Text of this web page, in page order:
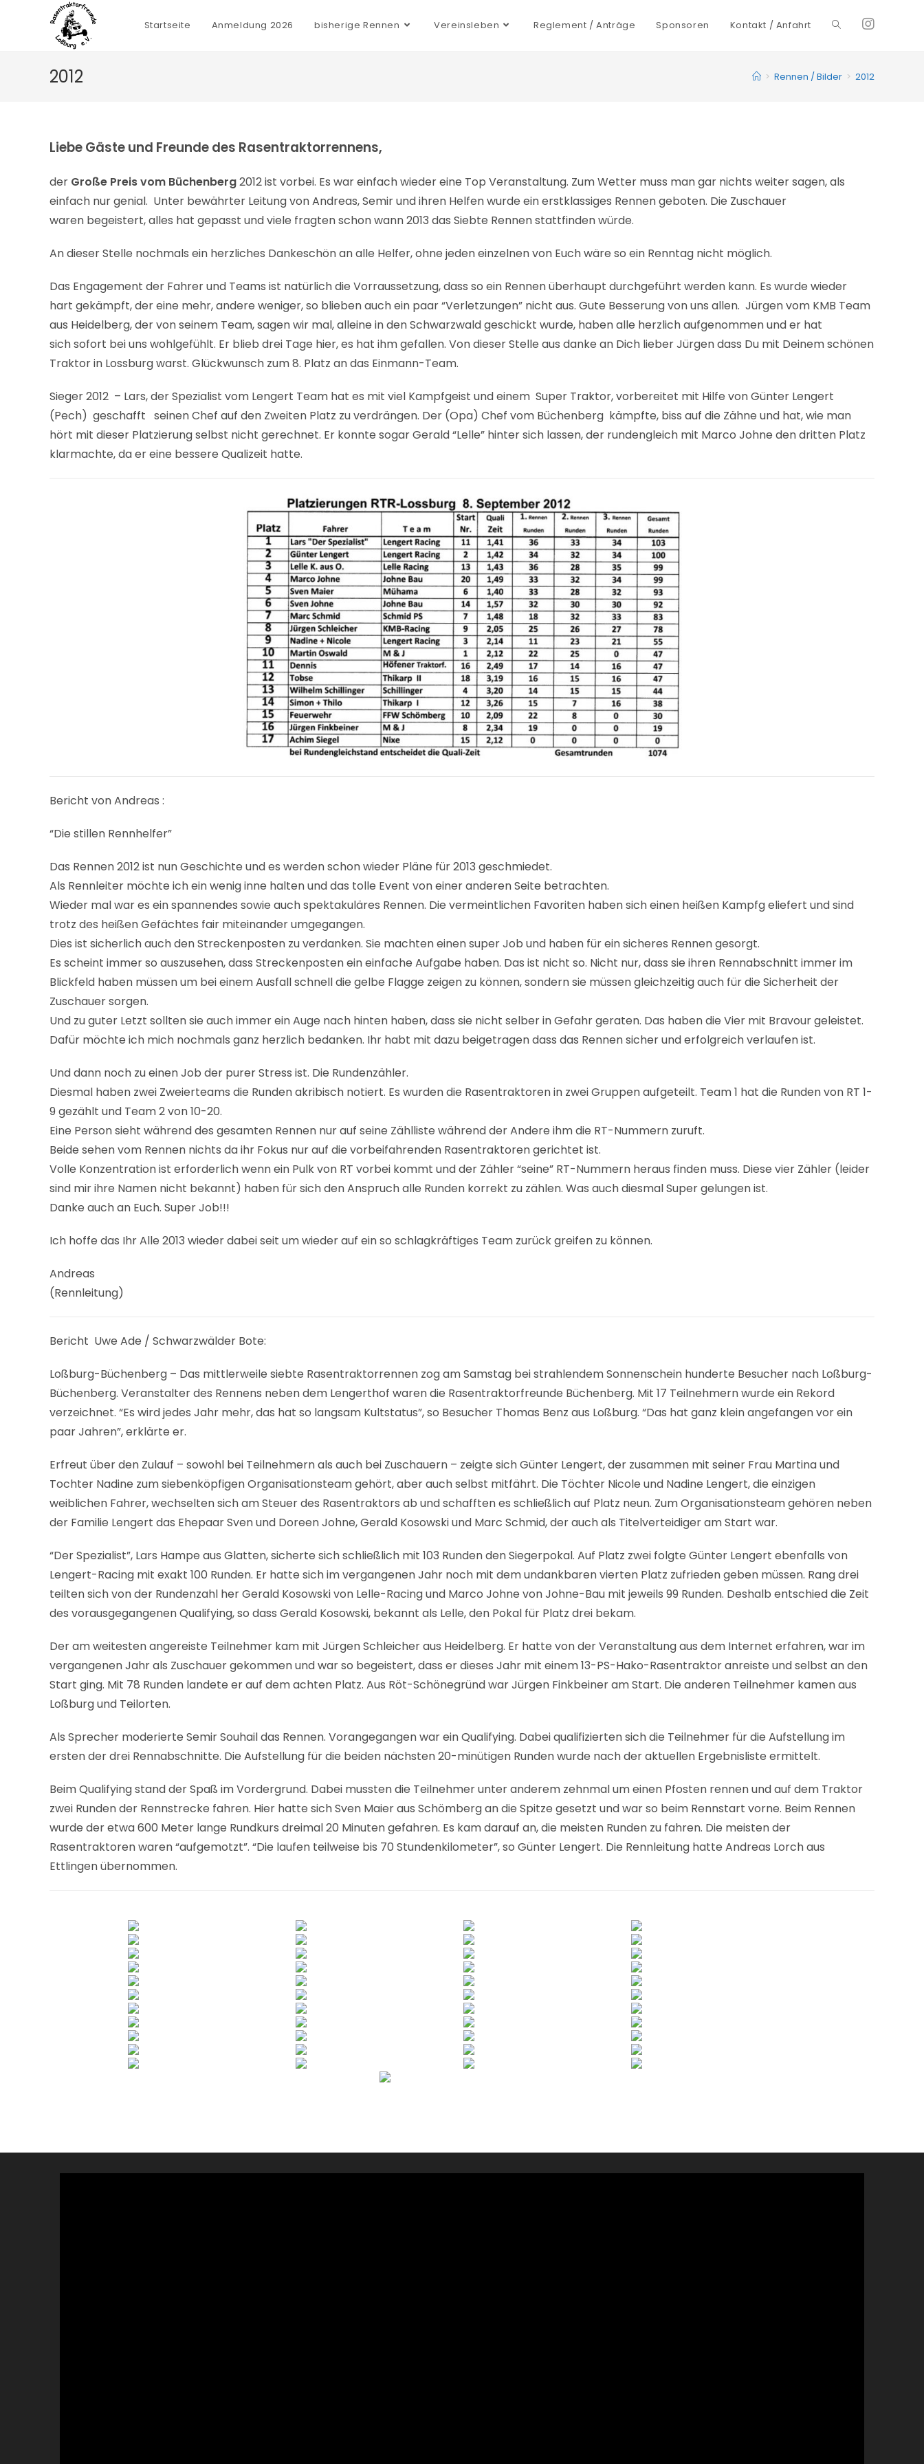
Startseite Anmeldung 2026 bisherige Rennen Vereinsleben Reglement / Anträge Sponsoren Kontakt / Anfahrt Toggle
website
2012 > Rennen / Bilder > 2012
Liebe Gäste und Freunde des Rasentraktorrennens,
der Große Preis vom Büchenberg2012 ist vorbei. Es war einfach wieder eine Top Veranstaltung. Zum Wetter muss man gar nichts weiter sagen, als
einfach nur genial. Unter bewährter Leitung von Andreas, Semir und ihren Helfen wurde ein erstklassiges Rennen geboten. Die Zuschauer
waren begeistert, alles hat gepasst und viele fragten schon wann 2013 das Siebte Rennen stattfinden würde.
An dieser Stelle nochmals ein herzliches Dankeschön an alle Helfer, ohne jeden einzelnen von Euch wäre so ein Renntag nicht möglich.
Das Engagement der Fahrer und Teams ist natürlich die Vorraussetzung, dass so ein Rennen überhaupt durchgeführt werden kann. Es wurde wieder
hart gekämpft, der eine mehr, andere weniger, so blieben auch ein paar “Verletzungen” nicht aus. Gute Besserung von uns allen. Jürgen vom KMB Team
aus Heidelberg, der von seinem Team, sagen wir mal, alleine in den Schwarzwald geschickt wurde, haben alle herzlich aufgenommen und er hat
sich sofort bei uns wohlgefühlt. Er blieb drei Tage hier, es hat ihm gefallen. Von dieser Stelle aus danke an Dich lieber Jürgen dass Du mit Deinem schönen
Traktor in Lossburg warst. Glückwunsch zum 8. Platz an das Einmann-Team.
Sieger 2012 – Lars, der Spezialist vom Lengert Team hat es mit viel Kampfgeist und einem Super Traktor, vorbereitet mit Hilfe von Günter Lengert
(Pech) geschafft seinen Chef auf den Zweiten Platz zu verdrängen. Der (Opa) Chef vom Büchenberg kämpfte, biss auf die Zähne und hat, wie man
hört mit dieser Platzierung selbst nicht gerechnet. Er konnte sogar Gerald “Lelle” hinter sich lassen, der rundengleich mit Marco Johne den dritten Platz
klarmachte, da er eine bessere Qualizeit hatte.
Bericht von Andreas :
“Die stillen Rennhelfer”
Das Rennen 2012 ist nun Geschichte und es werden schon wieder Pläne für 2013 geschmiedet.
Als Rennleiter möchte ich ein wenig inne halten und das tolle Event von einer anderen Seite betrachten.
Wieder mal war es ein spannendes sowie auch spektakuläres Rennen. Die vermeintlichen Favoriten haben sich einen heißen Kampfg eliefert und sind
trotz des heißen Gefächtes fair miteinander umgegangen.
Dies ist sicherlich auch den Streckenposten zu verdanken. Sie machten einen super Job und haben für ein sicheres Rennen gesorgt.
Es scheint immer so auszusehen, dass Streckenposten ein einfache Aufgabe haben. Das ist nicht so. Nicht nur, dass sie ihren Rennabschnitt immer im
Blickfeld haben müssen um bei einem Ausfall schnell die gelbe Flagge zeigen zu können, sondern sie müssen gleichzeitig auch für die Sicherheit der
Zuschauer sorgen.
Und zu guter Letzt sollten sie auch immer ein Auge nach hinten haben, dass sie nicht selber in Gefahr geraten. Das haben die Vier mit Bravour geleistet.
Dafür möchte ich mich nochmals ganz herzlich bedanken. Ihr habt mit dazu beigetragen dass das Rennen sicher und erfolgreich verlaufen ist.
Und dann noch zu einen Job der purer Stress ist. Die Rundenzähler.
Diesmal haben zwei Zweierteams die Runden akribisch notiert. Es wurden die Rasentraktoren in zwei Gruppen aufgeteilt. Team 1 hat die Runden von RT 1-
9 gezählt und Team 2 von 10-20.
Eine Person sieht während des gesamten Rennen nur auf seine Zählliste während der Andere ihm die RT-Nummern zuruft.
Beide sehen vom Rennen nichts da ihr Fokus nur auf die vorbeifahrenden Rasentraktoren gerichtet ist.
Volle Konzentration ist erforderlich wenn ein Pulk von RT vorbei kommt und der Zähler “seine” RT-Nummern heraus finden muss. Diese vier Zähler (leider
sind mir ihre Namen nicht bekannt) haben für sich den Anspruch alle Runden korrekt zu zählen. Was auch diesmal Super gelungen ist.
Danke auch an Euch. Super Job!!!
Ich hoffe das Ihr Alle 2013 wieder dabei seit um wieder auf ein so schlagkräftiges Team zurück greifen zu können.
Andreas
(Rennleitung)
Bericht Uwe Ade / Schwarzwälder Bote:
Loßburg-Büchenberg – Das mittlerweile siebte Rasentraktorrennen zog am Samstag bei strahlendem Sonnenschein hunderte Besucher nach Loßburg-
Büchenberg. Veranstalter des Rennens neben dem Lengerthof waren die Rasentraktorfreunde Büchenberg. Mit 17 Teilnehmern wurde ein Rekord
verzeichnet. “Es wird jedes Jahr mehr, das hat so langsam Kultstatus”, so Besucher Thomas Benz aus Loßburg. “Das hat ganz klein angefangen vor ein
paar Jahren”, erklärte er.
Erfreut über den Zulauf – sowohl bei Teilnehmern als auch bei Zuschauern – zeigte sich Günter Lengert, der zusammen mit seiner Frau Martina und
Tochter Nadine zum siebenköpfigen Organisationsteam gehört, aber auch selbst mitfährt. Die Töchter Nicole und Nadine Lengert, die einzigen
weiblichen Fahrer, wechselten sich am Steuer des Rasentraktors ab und schafften es schließlich auf Platz neun. Zum Organisationsteam gehören neben
der Familie Lengert das Ehepaar Sven und Doreen Johne, Gerald Kosowski und Marc Schmid, der auch als Titelverteidiger am Start war.
“Der Spezialist”, Lars Hampe aus Glatten, sicherte sich schließlich mit 103 Runden den Siegerpokal. Auf Platz zwei folgte Günter Lengert ebenfalls von
Lengert-Racing mit exakt 100 Runden. Er hatte sich im vergangenen Jahr noch mit dem undankbaren vierten Platz zufrieden geben müssen. Rang drei
teilten sich von der Rundenzahl her Gerald Kosowski von Lelle-Racing und Marco Johne von Johne-Bau mit jeweils 99 Runden. Deshalb entschied die Zeit
des vorausgegangenen Qualifying, so dass Gerald Kosowski, bekannt als Lelle, den Pokal für Platz drei bekam.
Der am weitesten angereiste Teilnehmer kam mit Jürgen Schleicher aus Heidelberg. Er hatte von der Veranstaltung aus dem Internet erfahren, war im
vergangenen Jahr als Zuschauer gekommen und war so begeistert, dass er dieses Jahr mit einem 13-PS-Hako-Rasentraktor anreiste und selbst an den
Start ging. Mit 78 Runden landete er auf dem achten Platz. Aus Röt-Schönegründ war Jürgen Finkbeiner am Start. Die anderen Teilnehmer kamen aus
Loßburg und Teilorten.
Als Sprecher moderierte Semir Souhail das Rennen. Vorangegangen war ein Qualifying. Dabei qualifizierten sich die Teilnehmer für die Aufstellung im
ersten der drei Rennabschnitte. Die Aufstellung für die beiden nächsten 20-minütigen Runden wurde nach der aktuellen Ergebnisliste ermittelt.
Beim Qualifying stand der Spaß im Vordergrund. Dabei mussten die Teilnehmer unter anderem zehnmal um einen Pfosten rennen und auf dem Traktor
zwei Runden der Rennstrecke fahren. Hier hatte sich Sven Maier aus Schömberg an die Spitze gesetzt und war so beim Rennstart vorne. Beim Rennen
wurde der etwa 600 Meter lange Rundkurs dreimal 20 Minuten gefahren. Es kam darauf an, die meisten Runden zu fahren. Die meisten der
Rasentraktoren waren “aufgemotzt”. “Die laufen teilweise bis 70 Stundenkilometer”, so Günter Lengert. Die Rennleitung hatte Andreas Lorch aus
Ettlingen übernommen.